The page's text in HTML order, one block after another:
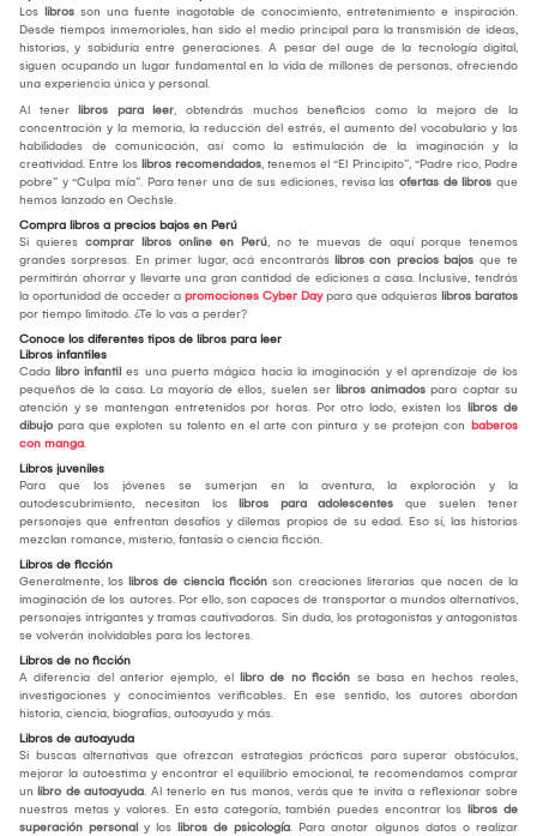
Los libros son una fuente inagotable de conocimiento, entretenimiento e inspiración.
Desde tiempos inmemoriales, han sido el medio principal para la transmisión de ideas,
historias, y sabiduría entre generaciones. A pesar del auge de la tecnología digital,
siguen ocupando un lugar fundamental en la vida de millones de personas, ofreciendo
una experiencia única y personal.
Al tener libros para leer, obtendrás muchos beneficios como la mejora de la
concentración y la memoria, la reducción del estrés, el aumento del vocabulario y las
habilidades de comunicación, así como la estimulación de la imaginación y la
creatividad. Entre los libros recomendados, tenemos el “El Principito”, “Padre rico, Padre
pobre” y “Culpa mía”. Para tener una de sus ediciones, revisa las ofertas de libros que
hemos lanzado en Oechsle.
Compra libros a precios bajos en Perú
Si quieres comprar libros online en Perú, no te muevas de aquí porque tenemos
grandes sorpresas. En primer lugar, acá encontrarás libros con precios bajos que te
permitirán ahorrar y llevarte una gran cantidad de ediciones a casa. Inclusive, tendrás
la oportunidad de acceder a promociones Cyber Daypara que adquieras libros baratos
por tiempo limitado. ¿Te lo vas a perder?
Conoce los diferentes tipos de libros para leer
Libros infantiles
Cada libro infantil es una puerta mágica hacia la imaginación y el aprendizaje de los
pequeños de la casa. La mayoría de ellos, suelen ser libros animados para captar su
atención y se mantengan entretenidos por horas. Por otro lado, existen los libros de
dibujo para que exploten su talento en el arte con pintura y se protejan con baberos
con manga.
Libros juveniles
Para que los jóvenes se sumerjan en la aventura, la exploración y la
autodescubrimiento, necesitan los libros para adolescentes que suelen tener
personajes que enfrentan desafíos y dilemas propios de su edad. Eso sí, las historias
mezclan romance, misterio, fantasía o ciencia ficción.
Libros de ficción
Generalmente, los libros de ciencia ficción son creaciones literarias que nacen de la
imaginación de los autores. Por ello, son capaces de transportar a mundos alternativos,
personajes intrigantes y tramas cautivadoras. Sin duda, los protagonistas y antagonistas
se volverán inolvidables para los lectores.
Libros de no ficción
A diferencia del anterior ejemplo, el libro de no ficción se basa en hechos reales,
investigaciones y conocimientos verificables. En ese sentido, los autores abordan
historia, ciencia, biografías, autoayuda y más.
Libros de autoayuda
Si buscas alternativas que ofrezcan estrategias prácticas para superar obstáculos,
mejorar la autoestima y encontrar el equilibrio emocional, te recomendamos comprar
un libro de autoayuda. Al tenerlo en tus manos, verás que te invita a reflexionar sobre
nuestras metas y valores. En esta categoría, también puedes encontrar los libros de
superación personal y los libros de psicología. Para anotar algunos datos o realizar